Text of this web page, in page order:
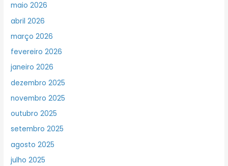
maio 2026
abril 2026
março 2026
fevereiro 2026
janeiro 2026
dezembro 2025
novembro 2025
outubro 2025
setembro 2025
agosto 2025
julho 2025